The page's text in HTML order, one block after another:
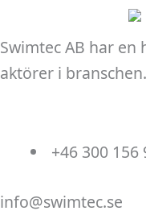
Swimtec AB har
aktörer i branschen.
+46 300 156
info@swimtec.se